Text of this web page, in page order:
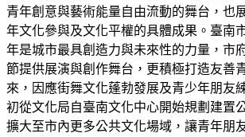
青年創意與藝術能量自由流動的舞台，也
年文化參與及文化平權的具體成果。臺南
年是城市最具創造力與未來性的力量，市
節提供展演與創作舞台，更積極打造友善
來，因應街舞文化蓬勃發展及青少年朋友
初從文化局自臺南文化中心開始規劃建置
擴大至市內更多公共文化場域，讓青年朋